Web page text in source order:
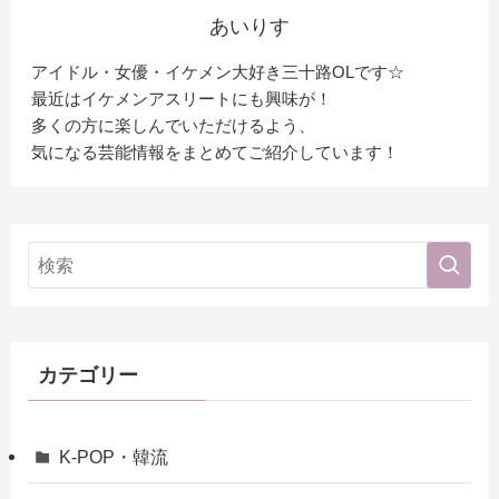
あいりす
アイドル・女優・イケメン大好き三十路OLです☆
最近はイケメンアスリートにも興味が！
多くの方に楽しんでいただけるよう、
気になる芸能情報をまとめてご紹介しています！
カテゴリー
K-POP・韓流